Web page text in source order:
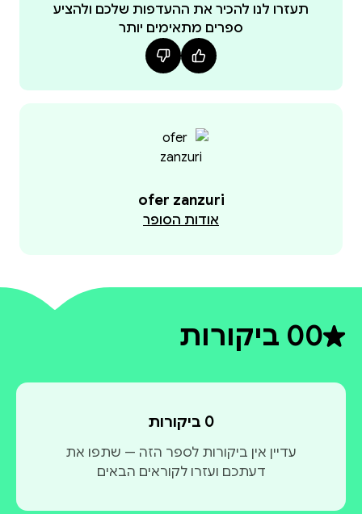
תעזרו לנו להכיר את ההעדפות שלכם ולהציע
ספרים מתאימים יותר
ofer zanzuri
אודות הסופר
0דירוג ממוצע 0 מתוך 5
0 ביקורות
0 ביקורות
עדיין אין ביקורות לספר הזה — שתפו את
דעתכם ועזרו לקוראים הבאים